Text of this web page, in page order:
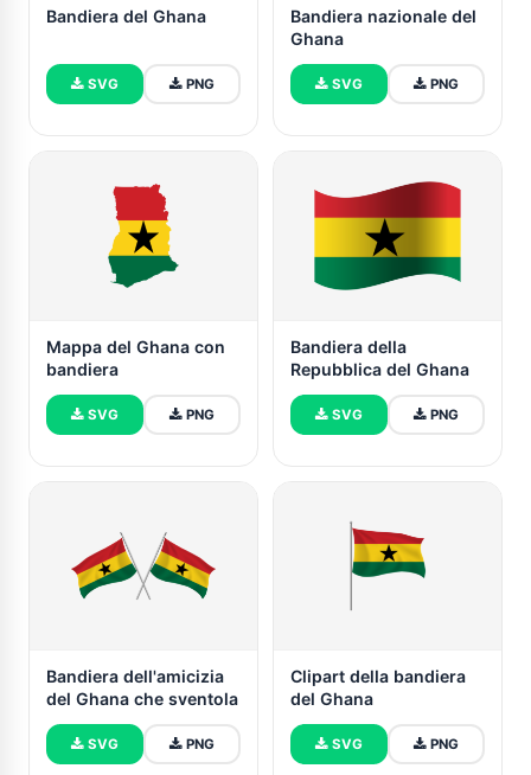
Bandiera del Ghana
SVG PNG
Bandiera nazionale del
Ghana
SVG PNG
Mappa del Ghana con
bandiera
SVG PNG
Bandiera della
Repubblica del Ghana
SVG PNG
Bandiera dell'amicizia
del Ghana che sventola
SVG PNG
Clipart della bandiera
del Ghana
SVG PNG